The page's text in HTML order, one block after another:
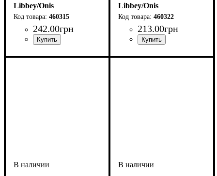
Libbey/Onis
460315
242.00грн
Libbey/Onis
460322
213.00грн